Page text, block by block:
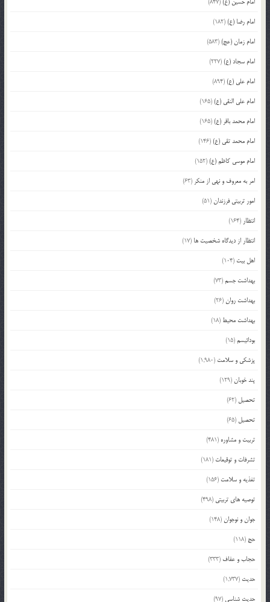
امام رضا (ع)(182)
امام زمان (عج)(583)
امام سجاد (ع)(227)
امام علی (ع)(894)
امام علی النقی (ع)(165)
امام محمد باقر (ع)(165)
امام محمد تقی (ع)(146)
امام موسی کاظم (ع)(152)
امر به معروف و نهی از منکر (63)
امور تربیتی فرزندان(51)
انتظار (164)
انتظار از دیدگاه شخصیت ها (17)
اهل بیت (104)
بهداشت جسم(73)
بهداشت روان(26)
بهداشت محیط (18)
بودائیسم(15)
پزشکی و سلامت (1,980)
پند خوبان(129)
تحصیل (62)
تحصیل (65)
تربیت و مشاوره (481)
تشرفات و توقیعات (181)
تغذیه و سلامت (156)
توصیه های تربیتی (498)
جوان و نوجوان(148)
حج (118)
حجاب و عفاف (333)
حدیث (1,737)
حدیث شناسی (97)